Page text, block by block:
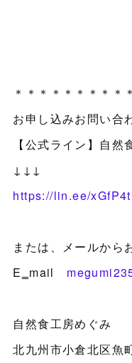
＊＊＊＊＊＊＊＊＊
お申し込みお問い合
【公式ライン】自然
↓↓↓
https://lin.ee/
または、メールから
E‗mail
自然食工房めぐみ
北九州市小倉北区魚